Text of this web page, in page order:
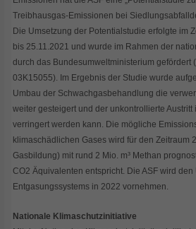
Treibhausgas-Emissionen bei
Die Umsetzung der Potentialstudie erfolgte im
bis 25.11.2021 und wurde im Rahmen der
durch das Bundesumweltministerium gefördert
03K15055). Im Ergebnis der Studie wurde
Umbau der Schwachgasbehandlung die
weiter gesteigert und der unkontrollierte Austritt
verringert werden kann. Die mögliche
klimaschädlichen Gases wird für den Zeitraum
Gasbildung) mit rund 2 Mio. m³ Methan
CO2 Äquivalenten entspricht. Die ASF wird den
Entgasungssystems in 2022 vornehmen.
Nationale Klimaschutzinitiative